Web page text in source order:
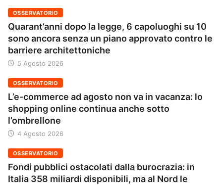
OSSERVATORIO
Quarant’anni dopo la legge, 6 capoluoghi su 10
sono ancora senza un piano approvato contro le
barriere architettoniche
5 Agosto 2026
OSSERVATORIO
L’e-commerce ad agosto non va in vacanza: lo
shopping online continua anche sotto
l’ombrellone
4 Agosto 2026
OSSERVATORIO
Fondi pubblici ostacolati dalla burocrazia: in
Italia 358 miliardi disponibili, ma al Nord le